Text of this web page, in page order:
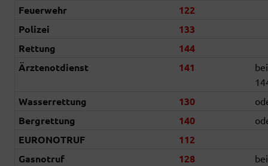
Feuerwehr
122
Polizei
133
Rettung
144
Ärztenotdienst
141
Wasserrettung 130
Bergrettung 140
EURONOTRUF
112
Gasnotruf
128
bei